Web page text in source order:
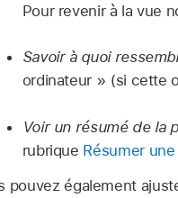
Pour revenir à la vue
Savoir à quoi
ordinateur » (si cette
Voir un résumé de la
rubrique Résumer
pouvez également